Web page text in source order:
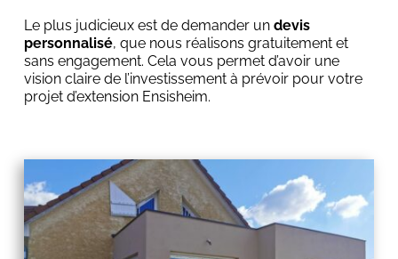
Le plus judicieux est de demander un devis
personnalisé, que nous réalisons gratuitement et
sans engagement. Cela vous permet d’avoir une
vision claire de l’investissement à prévoir pour votre
projet d’extension Ensisheim.